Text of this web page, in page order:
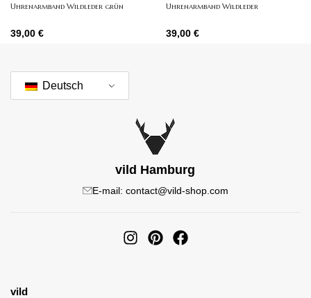
Uhrenarmband Wildleder grün
39,00 €
Uhrenarmband Wildleder
39,00 €
Deutsch
vild Hamburg
E-mail: contact@vild-shop.com
vild